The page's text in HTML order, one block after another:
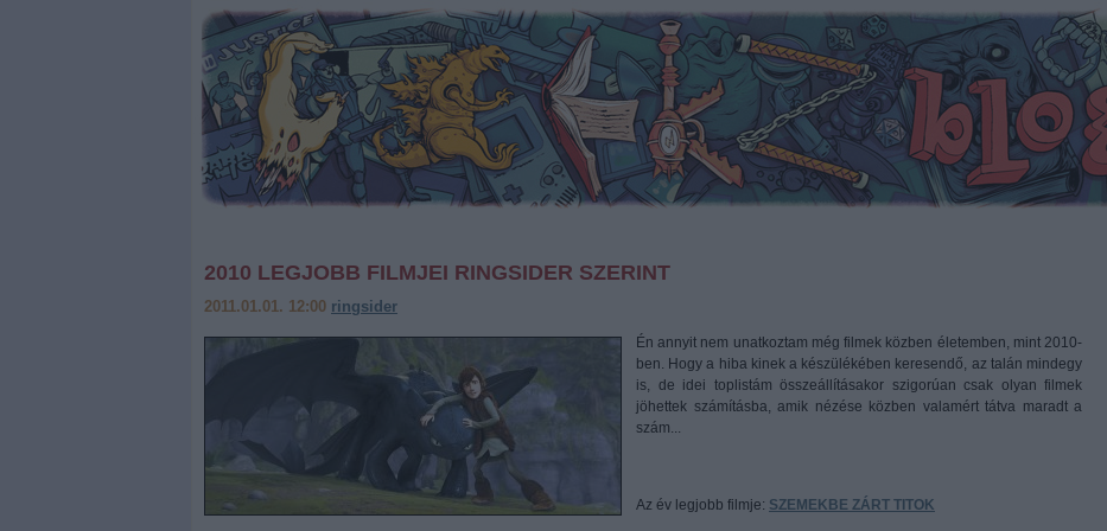
2010 LEGJOBB FILMJEI RINGSIDER SZERINT
2011.01.01. 12:00 ringsider
Én annyit nem unatkoztam még filmek közben életemben, mint 2010-
ben. Hogy a hiba kinek a készülékében keresendő, az talán mindegy
is, de idei toplistám összeállításakor szigorúan csak olyan filmek
jöhettek számításba, amik nézése közben valamért tátva maradt a
szám...
Az év legjobb filmje: SZEMEKBE ZÁRT TITOK